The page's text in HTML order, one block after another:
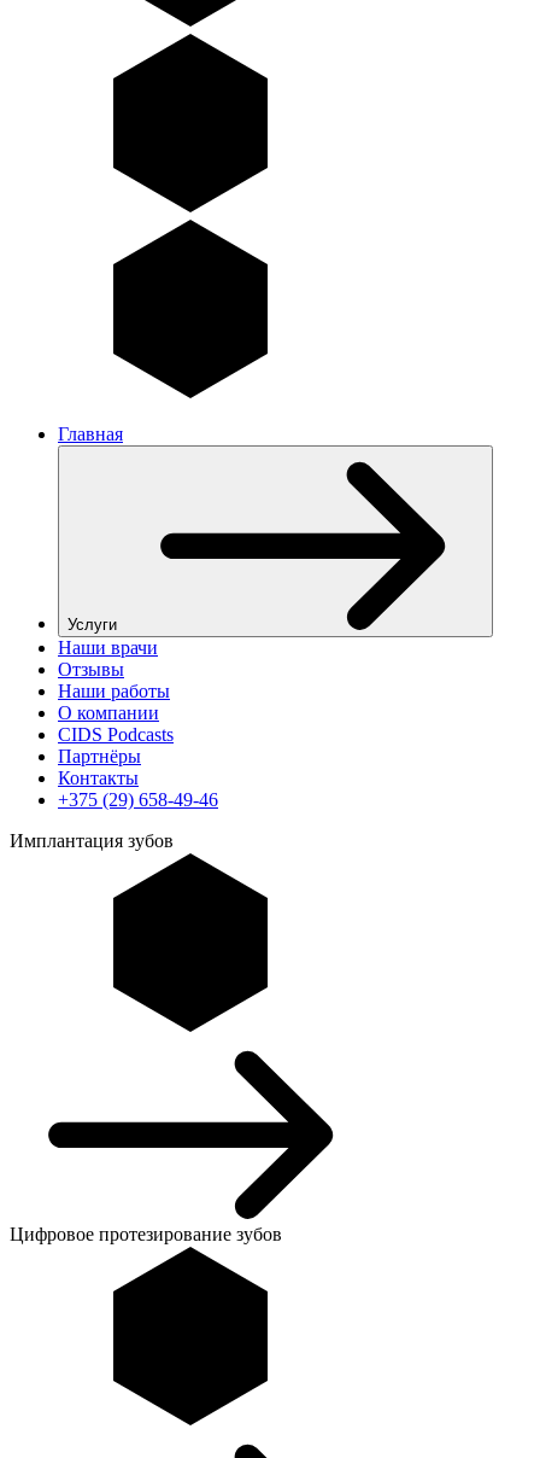
Главная
Услуги
Наши врачи
Отзывы
Наши работы
О компании
CIDS Podcasts
Партнёры
Контакты
+375 (29) 658-49-46
Имплантация зубов
Цифровое протезирование зубов